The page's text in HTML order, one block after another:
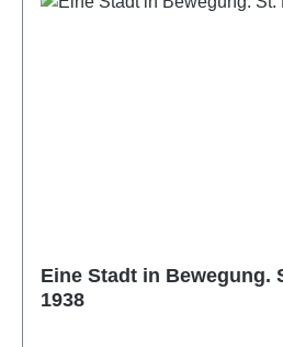
Eine Stadt in Bewegung.
1938